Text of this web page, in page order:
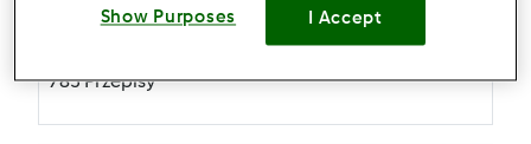
785 Przepisy
Show Purposes I Accept